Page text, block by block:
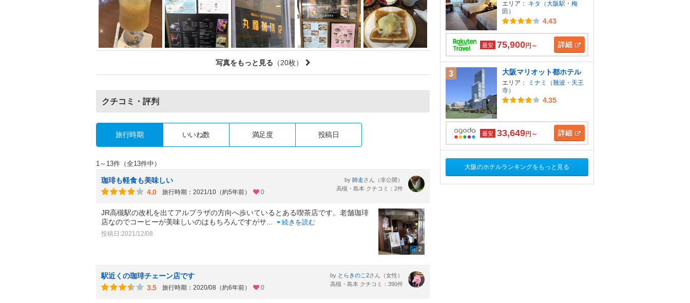
写真をもっと見る （20枚）
クチコミ・評判
旅行時期 いいね数 満足度 投稿日
1～13件（全13件中）
珈琲も軽食も美味しい
4.0
旅行時期：2021/10（約5年前） 0
by 師走さん（非公開）
高槻・島本 クチコミ：2件
JR高槻駅の改札を出てアルプラザの方向へ歩いているとある喫茶店です。老舗珈琲
店なのでコーヒーが美味しいのはもちろんですがサ
続きを読む
投稿日:2021/12/08
2
駅近くの珈琲チェーン店です
3.5
旅行時期：2020/08（約6年前） 0
by とらきのこ2さん（女性）
高槻・島本 クチコミ：390件
エリア： キタ（大阪駅・梅
田）
4.43
最安 75,900円～ 詳細
3 大阪マリオット都ホテル
エリア：
ミナミ（難波・天王
寺）
4.35
最安 33,649円～ 詳細
大阪のホテルランキングをもっと見る